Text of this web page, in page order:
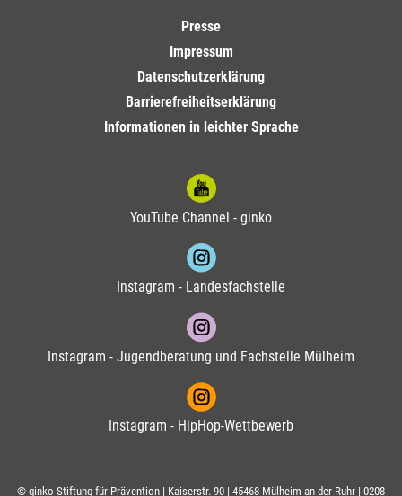
Presse
Impressum
Datenschutzerklärung
Barrierefreiheitserklärung
Informationen in leichter Sprache
YouTube Channel - ginko
Instagram - Landesfachstelle
Instagram - Jugendberatung und Fachstelle Mülheim
Instagram - HipHop-Wettbewerb
© ginko Stiftung für Prävention | Kaiserstr. 90 | 45468 Mülheim an der Ruhr | 0208